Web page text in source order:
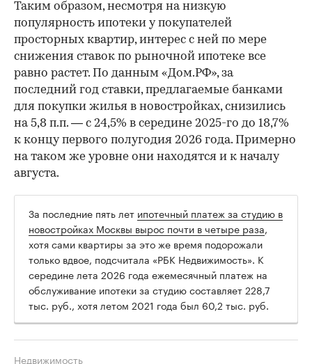
Таким образом, несмотря на низкую
популярность ипотеки у покупателей
просторных квартир, интерес с ней по мере
снижения ставок по рыночной ипотеке все
равно растет. По данным «Дом.РФ», за
последний год ставки, предлагаемые банками
для покупки жилья в новостройках, снизились
на 5,8 п.п. — с 24,5% в середине 2025-го до 18,7%
к концу первого полугодия 2026 года. Примерно
на таком же уровне они находятся и к началу
августа.
За последние пять лет ипотечный платеж за студию в
новостройках Москвы вырос почти в четыре раза,
хотя сами квартиры за это же время подорожали
только вдвое, подсчитала «РБК Недвижимость». К
середине лета 2026 года ежемесячный платеж на
обслуживание ипотеки за студию составляет 228,7
тыс. руб., хотя летом 2021 года был 60,2 тыс. руб.
Недвижимость